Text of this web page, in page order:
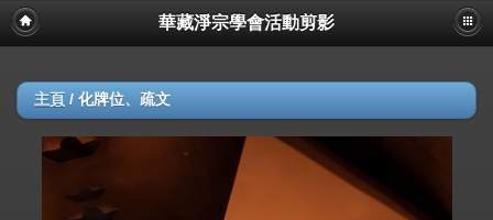
華藏淨宗學會活動剪影
主頁 / 化牌位、疏文